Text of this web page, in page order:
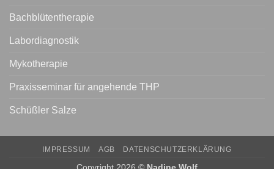
Bachblütentherapie
Labordiagnostik
Mykotherapie
Praxisseminar für angehende THP
Schüßler Salze
IMPRESSUM AGB DATENSCHUTZERKLÄRUNG
Copyright 2026 © Nadine Wolf